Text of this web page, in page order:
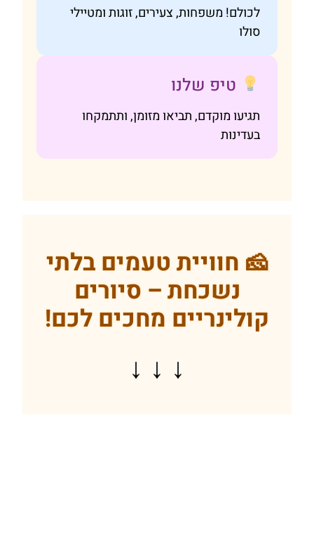
לכולם! משפחות, צעירים, זוגות ומטיילי
טיפ שלנו
תגיעו מוקדם, תביאו מזומן, ותתמקחו
בעדינות
🧀 חוויית טעמים בלתי
נשכחת – סיורים
קולינריים מחכים לכם!
↓ ↓ ↓